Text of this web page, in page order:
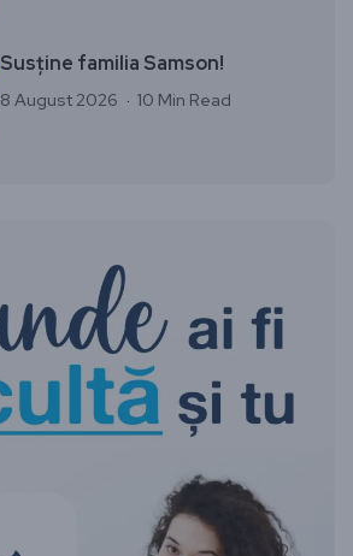
Susține familia Samson!
8 August 2026 10 Min Read